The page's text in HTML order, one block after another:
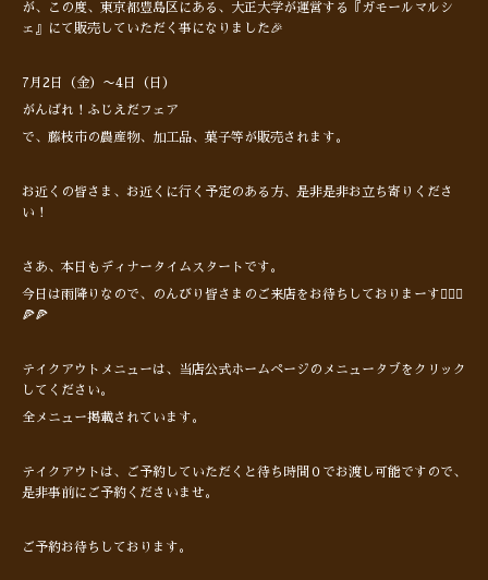
が、この度、東京都豊島区にある、大正大学が運営する『ガモールマルシ
ェ』にて販売していただく事になりました🎉
7月2日（金）〜4日（日）
がんばれ！ふじえだフェア
で、藤枝市の農産物、加工品、菓子等が販売されます。
お近くの皆さま、お近くに行く予定のある方、是非是非お立ち寄りくださ
い！
さあ、本日もディナータイムスタートです。
今日は雨降りなので、のんびり皆さまのご来店をお待ちしておりまーす🙋🏻‍♂️
🍕🍕
テイクアウトメニューは、当店公式ホームページのメニュータブをクリック
してください。
全メニュー掲載されています。
テイクアウトは、ご予約していただくと待ち時間０でお渡し可能ですので、
是非事前にご予約くださいませ。
ご予約お待ちしております。